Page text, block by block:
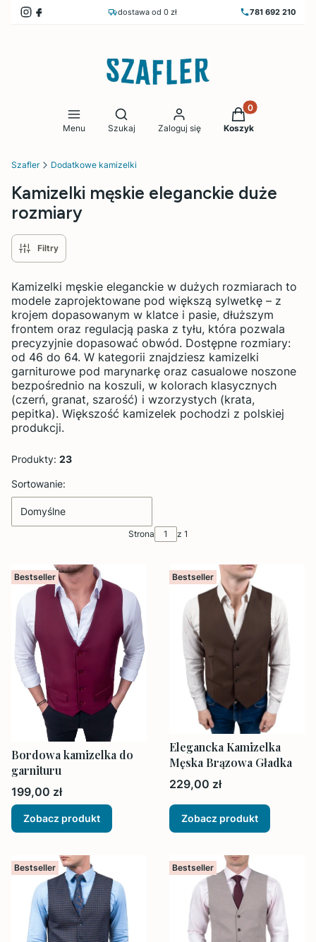
dostawa od 0 zł 781 692 210
Menu
Otwórz wyszukiwarkę
Szukaj Zaloguj się
Produkty w
Koszyk
Szafler Dodatkowe kamizelki
Kamizelki męskie eleganckie duże
rozmiary
Filtry
Kamizelki męskie eleganckie w dużych rozmiarach to
modele zaprojektowane pod większą sylwetkę – z
krojem dopasowanym w klatce i pasie, dłuższym
frontem oraz regulacją paska z tyłu, która pozwala
precyzyjnie dopasować obwód. Dostępne rozmiary:
od 46 do 64. W kategorii znajdziesz kamizelki
garniturowe pod marynarkę oraz casualowe noszone
bezpośrednio na koszuli, w kolorach klasycznych
(czerń, granat, szarość) i wzorzystych (krata,
pepitka). Większość kamizelek pochodzi z polskiej
produkcji.
Produkty: 23
Lista produktów
Sortowanie:
Domyślne
Strona z 1
Bestseller
Bordowa kamizelka do
garnituru
Cena
199,00 zł
Zobacz produkt
Bestseller
Elegancka Kamizelka
Męska Brązowa Gładka
Cena
229,00 zł
Zobacz produkt
Bestseller Bestseller